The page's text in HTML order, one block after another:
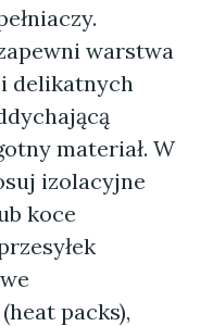
warstwa
delikatnych
materiał. W
izolacyjne
koce
packs),